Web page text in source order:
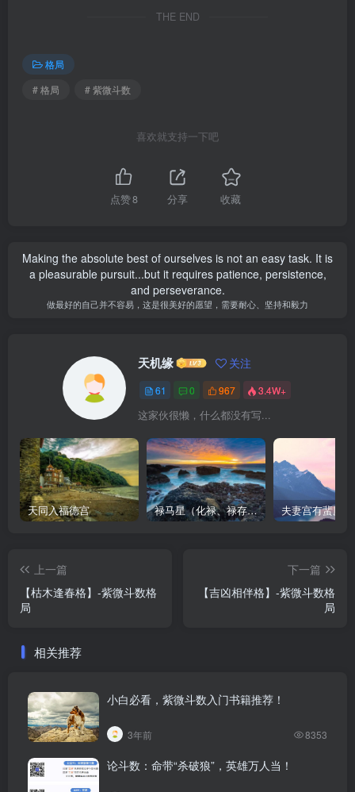
THE END
格局
# 格局
# 紫微斗数
喜欢就支持一下吧
点赞8 分享 收藏
Making the absolute best of ourselves is not an easy task. It is
a pleasurable pursuit...but it requires patience, persistence,
and perseverance.
做最好的自己并不容易，这是很美好的愿望，需要耐心、坚持和毅力
天机缘 关注
61 0 967 3.4W+
这家伙很懒，什么都没有写...
天同入福德宫 禄马星（化禄、禄存、天马）在各宫情况-紫微斗数格局 夫妻宫有蜚廉
上一篇
【枯木逢春格】-紫微斗数格
局
下一篇
【吉凶相伴格】-紫微斗数格
局
相关推荐
小白必看，紫微斗数入门书籍推荐！
3年前 8353
论斗数：命带“杀破狼”，英雄万人当！